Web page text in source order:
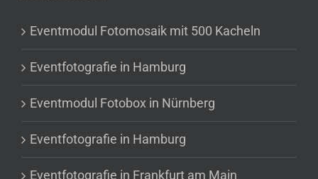
Eventmodul Fotomosaik mit 500 Kacheln
Eventfotografie in Hamburg
Eventmodul Fotobox in Nürnberg
Eventfotografie in Hamburg
Eventfotografie in Frankfurt am Main